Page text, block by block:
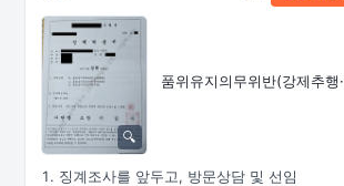
품위유지의무위반(강제추행·
징계조사를 앞두고, 방문상담 및 선임